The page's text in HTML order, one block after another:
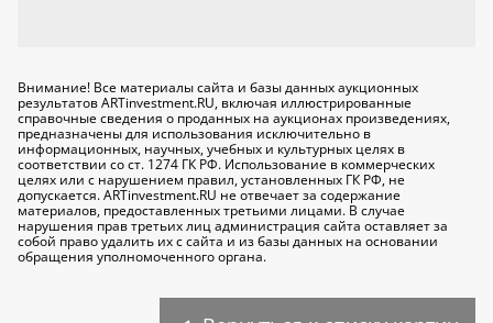
Внимание! Все материалы сайта и базы данных аукционных
результатов ARTinvestment.RU, включая иллюстрированные
справочные сведения о проданных на аукционах произведениях,
предназначены для использования исключительно в
информационных, научных, учебных и культурных целях в
соответствии со ст. 1274 ГК РФ. Использование в коммерческих
целях или с нарушением правил, установленных ГК РФ, не
допускается. ARTinvestment.RU не отвечает за содержание
материалов, предоставленных третьими лицами. В случае
нарушения прав третьих лиц администрация сайта оставляет за
собой право удалить их с сайта и из базы данных на основании
обращения уполномоченного органа.